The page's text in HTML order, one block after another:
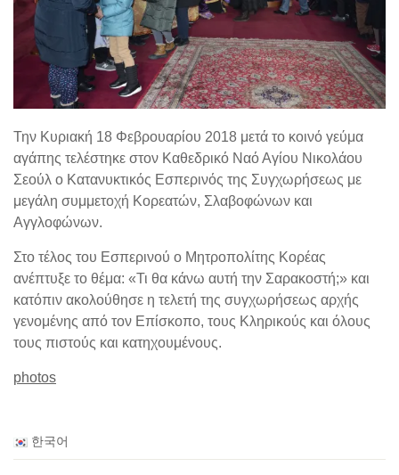
Την Κυριακή 18 Φεβρουαρίου 2018 μετά το κοινό γεύμα
αγάπης τελέστηκε στον Καθεδρικό Ναό Αγίου Νικολάου
Σεούλ ο Κατανυκτικός Εσπερινός της Συγχωρήσεως με
μεγάλη συμμετοχή Κορεατών, Σλαβοφώνων και
Αγγλοφώνων.
Στο τέλος του Εσπερινού ο Μητροπολίτης Κορέας
ανέπτυξε το θέμα: «Τι θα κάνω αυτή την Σαρακοστή;» και
κατόπιν ακολούθησε η τελετή της συγχωρήσεως αρχής
γενομένης από τον Επίσκοπο, τους Κληρικούς και όλους
τους πιστούς και κατηχουμένους.
photos
한국어